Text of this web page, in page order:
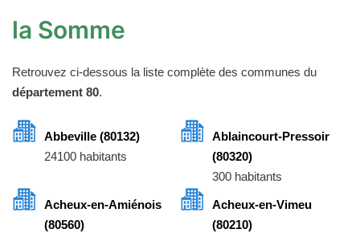
la Somme
Retrouvez ci-dessous la liste complète des communes du
département 80.
Abbeville (80132)
24100 habitants
Ablaincourt-Pressoir
(80320)
300 habitants
Acheux-en-Amiénois
(80560)
Acheux-en-Vimeu
(80210)